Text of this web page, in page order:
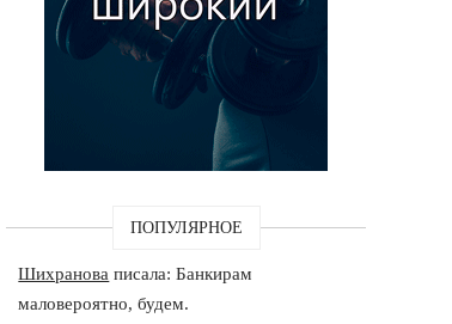
ПОПУЛЯРНОЕ
Шихранова писала: Банкирам
маловероятно, будем.